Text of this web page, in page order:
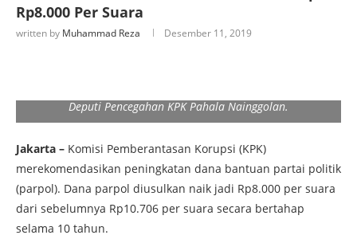
Rp8.000 Per Suara
written by Muhammad Reza Desember 11, 2019
Deputi Pencegahan KPK Pahala Nainggolan.
Jakarta – Komisi Pemberantasan Korupsi (KPK)
merekomendasikan peningkatan dana bantuan partai politik
(parpol). Dana parpol diusulkan naik jadi Rp8.000 per suara
dari sebelumnya Rp10.706 per suara secara bertahap
selama 10 tahun.